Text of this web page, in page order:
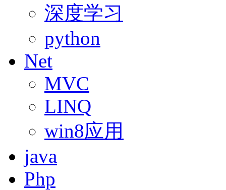
深度学习
python
Net
MVC
LINQ
win8应用
java
Php